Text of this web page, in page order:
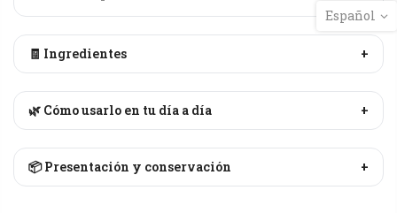
🧾 Ingredientes +
🌿 Cómo usarlo en tu día a día +
📦 Presentación y conservación +
Español